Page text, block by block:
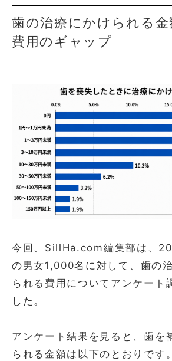
歯の治療にかけられる金
費用のギャップ
今回、SillHa.com編集部は、
の男女1,000名に対して、歯の
られる費用についてアンケート
した。
アンケート結果を見ると、歯を
られる金額は以下のとおりです。